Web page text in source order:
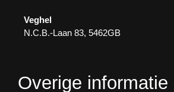
Veghel
N.C.B.-Laan 83, 5462GB
Overige informatie